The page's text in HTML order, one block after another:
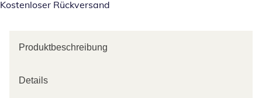
Kostenloser Rückversand
Produktbeschreibung
Details